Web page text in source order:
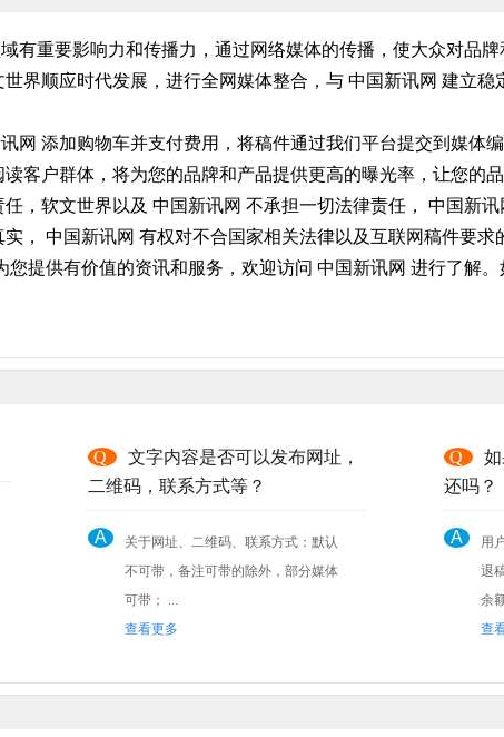
有重要影响力和传播力，通过网络媒体的传播，使大众对品牌
界顺应时代发展，进行全网媒体整合，与 中国新讯网 建立稳
网 添加购物车并支付费用，将稿件通过我们平台提交到媒体
客户群体，将为您的品牌和产品提供更高的曝光率，让您的品
，软文世界以及 中国新讯网 不承担一切法律责任， 中国新讯
， 中国新讯网 有权对不合国家相关法律以及互联网稿件要求
提供有价值的资讯和服务，欢迎访问 中国新讯网 进行了解
Q
文字内容是否可以发布网址，
二维码，联系方式等？
A
关于网址、二维码、联系方式：默认
不可带，备注可带的除外，部分媒体
可带； ...
查看更多
Q
还吗？
A
用
退
余
查